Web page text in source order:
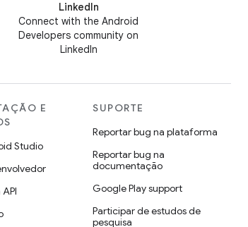
LinkedIn
Connect with the Android
Developers community on
LinkedIn
E
Studio
SUPORTE
Reportar bug na plataforma
Reportar bug na
documentação
Google Play support
Participar de estudos de
pesquisa